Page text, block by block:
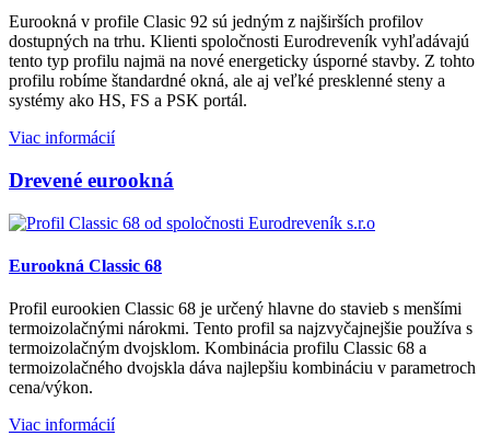
Eurookná v profile Clasic 92 sú jedným z najširších profilov
dostupných na trhu. Klienti spoločnosti Eurodreveník vyhľadávajú
tento typ profilu najmä na nové energeticky úsporné stavby. Z tohto
profilu robíme štandardné okná, ale aj veľké presklenné steny a
systémy ako HS, FS a PSK portál.
Viac informácií
Drevené eurookná
Eurookná Classic 68
Profil eurookien Classic 68 je určený hlavne do stavieb s menšími
termoizolačnými nárokmi. Tento profil sa najzvyčajnejšie používa s
termoizolačným dvojsklom. Kombinácia profilu Classic 68 a
termoizolačného dvojskla dáva najlepšiu kombináciu v parametroch
cena/výkon.
Viac informácií